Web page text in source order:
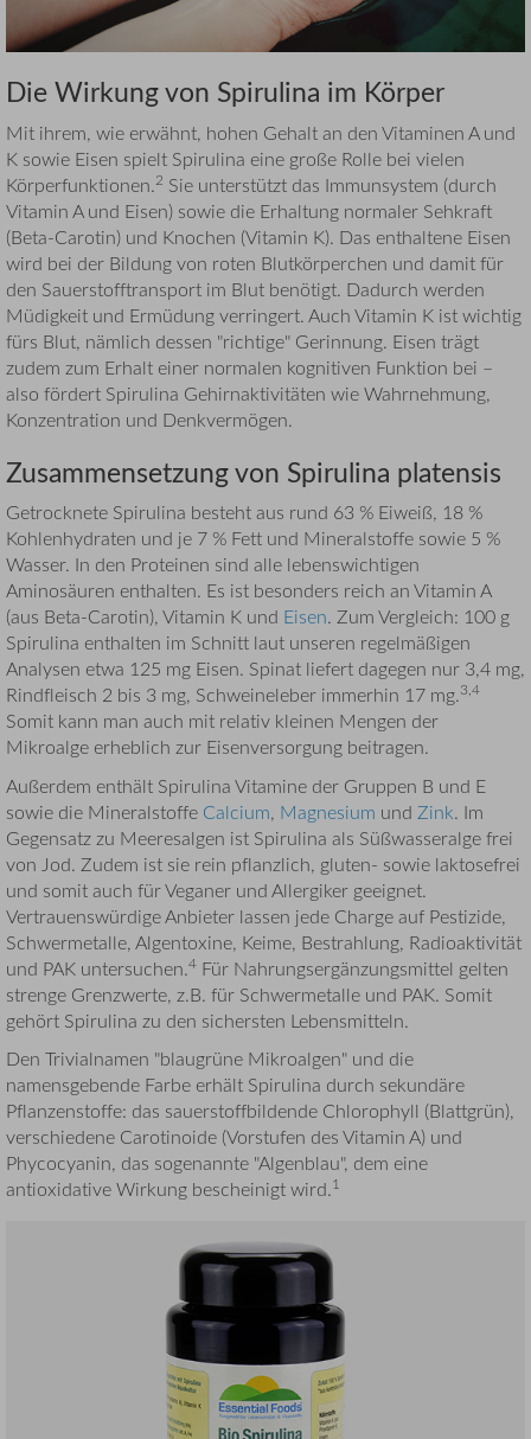
Die Wirkung von Spirulina im Körper
Mit ihrem, wie erwähnt, hohen Gehalt an den Vitaminen A und
K sowie Eisen spielt Spirulina eine große Rolle bei vielen
Körperfunktionen.2 Sie unterstützt das Immunsystem (durch
Vitamin A und Eisen) sowie die Erhaltung normaler Sehkraft
(Beta-Carotin) und Knochen (Vitamin K). Das enthaltene Eisen
wird bei der Bildung von roten Blutkörperchen und damit für
den Sauerstofftransport im Blut benötigt. Dadurch werden
Müdigkeit und Ermüdung verringert. Auch Vitamin K ist wichtig
fürs Blut, nämlich dessen "richtige" Gerinnung. Eisen trägt
zudem zum Erhalt einer normalen kognitiven Funktion bei –
also fördert Spirulina Gehirnaktivitäten wie Wahrnehmung,
Konzentration und Denkvermögen.
Zusammensetzung von Spirulina platensis
Getrocknete Spirulina besteht aus rund 63 % Eiweiß, 18 %
Kohlenhydraten und je 7 % Fett und Mineralstoffe sowie 5 %
Wasser. In den Proteinen sind alle lebenswichtigen
Aminosäuren enthalten. Es ist besonders reich an Vitamin A
(aus Beta-Carotin), Vitamin K und Eisen. Zum Vergleich: 100 g
Spirulina enthalten im Schnitt laut unseren regelmäßigen
Analysen etwa 125 mg Eisen. Spinat liefert dagegen nur 3,4 mg,
Rindfleisch 2 bis 3 mg, Schweineleber immerhin 17 mg.3,4
Somit kann man auch mit relativ kleinen Mengen der
Mikroalge erheblich zur Eisenversorgung beitragen.
Außerdem enthält Spirulina Vitamine der Gruppen B und E
sowie die Mineralstoffe Calcium, Magnesium und Zink. Im
Gegensatz zu Meeresalgen ist Spirulina als Süßwasseralge frei
von Jod. Zudem ist sie rein pflanzlich, gluten- sowie laktosefrei
und somit auch für Veganer und Allergiker geeignet.
Vertrauenswürdige Anbieter lassen jede Charge auf Pestizide,
Schwermetalle, Algentoxine, Keime, Bestrahlung, Radioaktivität
und PAK untersuchen.4 Für Nahrungsergänzungsmittel gelten
strenge Grenzwerte, z.B. für Schwermetalle und PAK. Somit
gehört Spirulina zu den sichersten Lebensmitteln.
Den Trivialnamen "blaugrüne Mikroalgen" und die
namensgebende Farbe erhält Spirulina durch sekundäre
Pflanzenstoffe: das sauerstoffbildende Chlorophyll (Blattgrün),
verschiedene Carotinoide (Vorstufen des Vitamin A) und
Phycocyanin, das sogenannte "Algenblau", dem eine
antioxidative Wirkung bescheinigt wird.1